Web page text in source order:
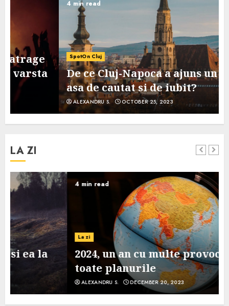
SpotOn Cluj
De ce Cluj-Napoca a ajuns un oras
asa de cautat si de iubit?
ALEXANDRU S. OCTOBER 25, 2023
LA ZI
4 min read
La zi
2024, un an cu multe provocari pe
toate planurile
DECEMBER 20, 2023